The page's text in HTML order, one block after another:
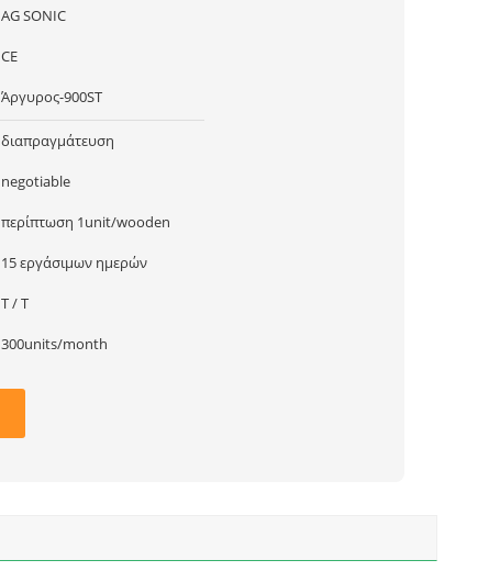
AG SONIC
CE
Άργυρος-900ST
διαπραγμάτευση
negotiable
περίπτωση 1unit/wooden
15 εργάσιμων ημερών
T / T
300units/month